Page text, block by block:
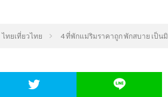
ไทยเที่ยวไทย 4 ที่พักแม่ริมราคาถูก พักสบาย เป็น